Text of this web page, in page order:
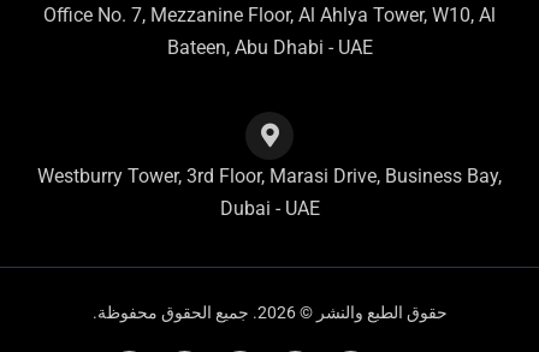
Office No. 7, Mezzanine Floor, Al Ahlya Tower, W10, Al
Bateen, Abu Dhabi - UAE
Westburry Tower, 3rd Floor, Marasi Drive, Business Bay,
Dubai - UAE
حقوق الطبع والنشر © 2026. جميع الحقوق محفوظة.